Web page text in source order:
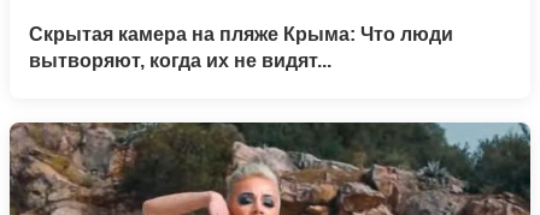
Скрытая камера на пляже Крыма: Что люди
вытворяют, когда их не видят...